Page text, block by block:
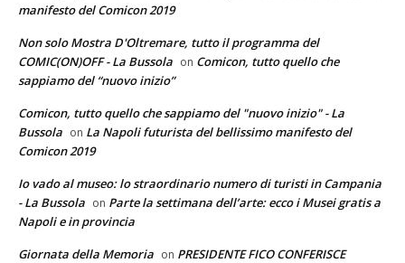
manifesto del Comicon 2019
Non solo Mostra D'Oltremare, tutto il programma del
COMIC(ON)OFF - La Bussola on Comicon, tutto quello che
sappiamo del “nuovo inizio”
Comicon, tutto quello che sappiamo del "nuovo inizio" - La
Bussola on La Napoli futurista del bellissimo manifesto del
Comicon 2019
Io vado al museo: lo straordinario numero di turisti in Campania
- La Bussola on Parte la settimana dell’arte: ecco i Musei gratis a
Napoli e in provincia
Giornata della Memoria on PRESIDENTE FICO CONFERISCE